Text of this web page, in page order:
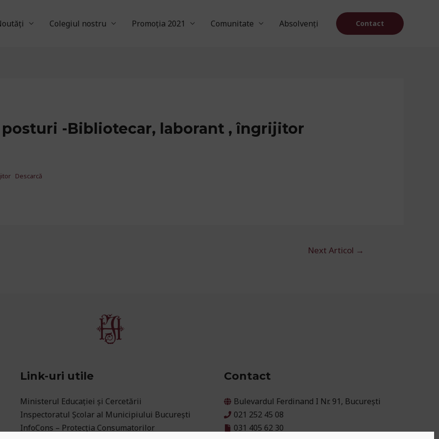
Colegiul nostru Promoția 2021 Comunitate Absolvenți Contact
-Bibliotecar, laborant , îngrijitor
Descarcă
Next Articol →
Link-uri utile
Ministerul Educaţiei și Cercetării
Inspectoratul Școlar al Municipiului București
InfoCons – Protecția Consumatorilor
Contact
Bulevardul Ferdinand I Nr. 91, București
021 252 45 08
031 405 62 30